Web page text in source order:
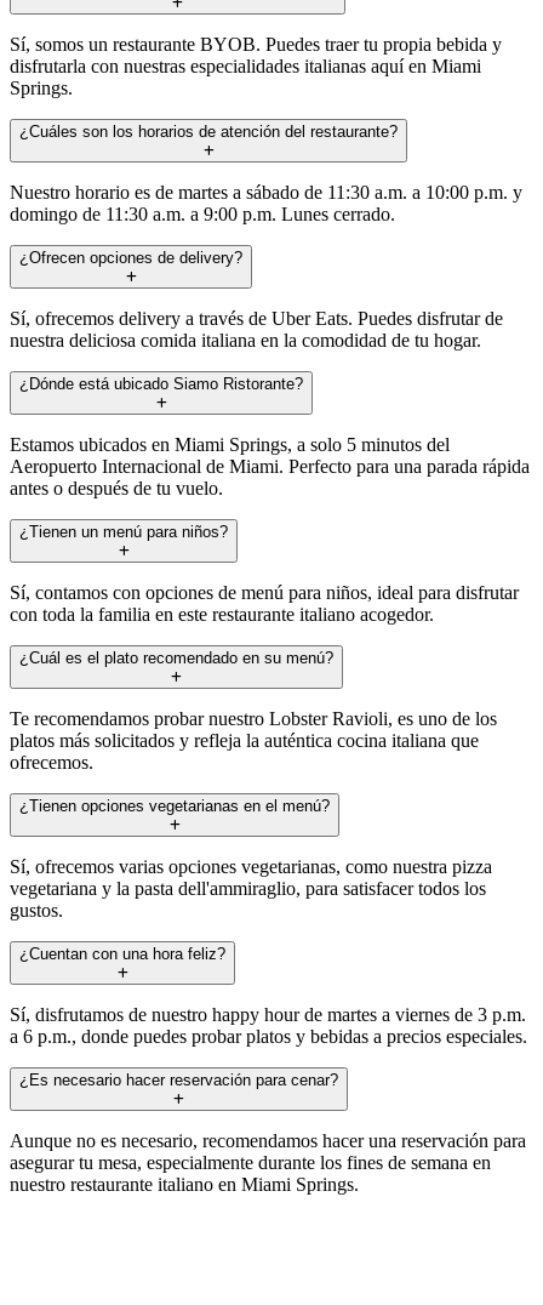
Sí, somos un restaurante BYOB. Puedes traer tu propia bebida y
disfrutarla con nuestras especialidades italianas aquí en Miami
Springs.
¿Cuáles son los horarios de atención del restaurante?
Nuestro horario es de martes a sábado de 11:30 a.m. a 10:00 p.m. y
domingo de 11:30 a.m. a 9:00 p.m. Lunes cerrado.
¿Ofrecen opciones de delivery?
Sí, ofrecemos delivery a través de Uber Eats. Puedes disfrutar de
nuestra deliciosa comida italiana en la comodidad de tu hogar.
¿Dónde está ubicado Siamo Ristorante?
Estamos ubicados en Miami Springs, a solo 5 minutos del
Aeropuerto Internacional de Miami. Perfecto para una parada rápida
antes o después de tu vuelo.
¿Tienen un menú para niños?
Sí, contamos con opciones de menú para niños, ideal para disfrutar
con toda la familia en este restaurante italiano acogedor.
¿Cuál es el plato recomendado en su menú?
Te recomendamos probar nuestro Lobster Ravioli, es uno de los
platos más solicitados y refleja la auténtica cocina italiana que
ofrecemos.
¿Tienen opciones vegetarianas en el menú?
Sí, ofrecemos varias opciones vegetarianas, como nuestra pizza
vegetariana y la pasta dell'ammiraglio, para satisfacer todos los
gustos.
¿Cuentan con una hora feliz?
Sí, disfrutamos de nuestro happy hour de martes a viernes de 3 p.m.
a 6 p.m., donde puedes probar platos y bebidas a precios especiales.
¿Es necesario hacer reservación para cenar?
Aunque no es necesario, recomendamos hacer una reservación para
asegurar tu mesa, especialmente durante los fines de semana en
nuestro restaurante italiano en Miami Springs.